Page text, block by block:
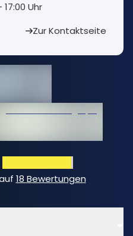
Uhr
Zur Kontaktseite
18 Bewertungen